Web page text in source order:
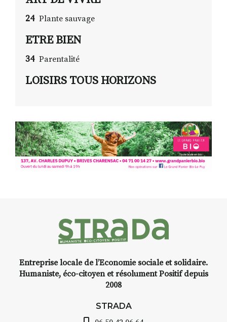
24 Plante sauvage
ETRE BIEN
34 Parentalité
LOISIRS TOUS HORIZONS
Entreprise locale de l’Economie sociale et solidaire.
Humaniste, éco-citoyen et résolument Positif depuis
2008
STRADA